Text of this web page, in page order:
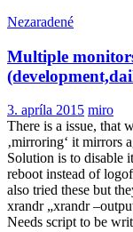
Nezaradené
Multiple
3. apríla 2015 miro
There is a issue, that
‚mirroring‘ it mirrors
Solution is to disable
reboot instead of
also tried these but
xrandr „xrandr
Needs script to be